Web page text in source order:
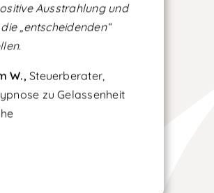
Ausstrahlung und
„entscheidenden“
W., Steuerberater,
zu Gelassenheit